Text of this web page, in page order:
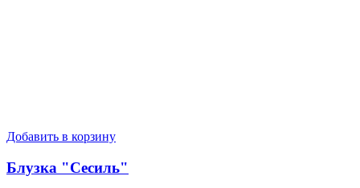
Добавить в корзину
Блузка "Сесиль"